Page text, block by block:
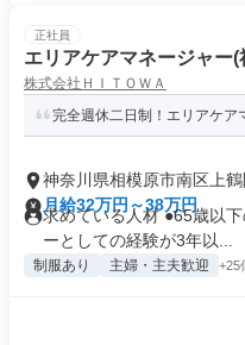
正社員
エリアケアマネージャー(
株式会社ＨＩＴＯＷＡ
完全週休二日制！エリアケア
神奈川県相模原市南区上
月給32万円～38万円
求めている人材 ●65歳以
ーとしての経験が3年以...
制服あり 主婦・主夫歓迎 +25